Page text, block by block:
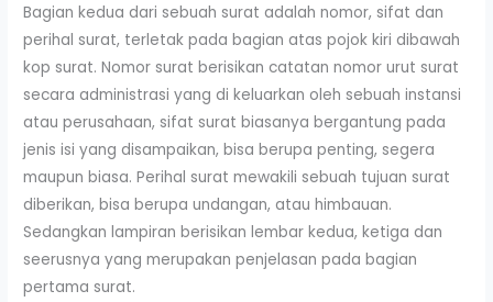
Bagian kedua dari sebuah surat adalah nomor, sifat dan
perihal surat, terletak pada bagian atas pojok kiri dibawah
kop surat. Nomor surat berisikan catatan nomor urut surat
secara administrasi yang di keluarkan oleh sebuah instansi
atau perusahaan, sifat surat biasanya bergantung pada
jenis isi yang disampaikan, bisa berupa penting, segera
maupun biasa. Perihal surat mewakili sebuah tujuan surat
diberikan, bisa berupa undangan, atau himbauan.
Sedangkan lampiran berisikan lembar kedua, ketiga dan
seerusnya yang merupakan penjelasan pada bagian
pertama surat.